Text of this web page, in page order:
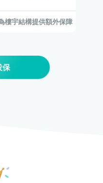
樓宇結構提供額外保障
保